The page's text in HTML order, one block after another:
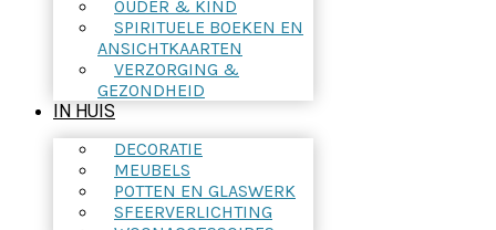
OUDER & KIND
SPIRITUELE BOEKEN EN
ANSICHTKAARTEN
VERZORGING &
GEZONDHEID
IN HUIS
DECORATIE
MEUBELS
POTTEN EN GLASWERK
SFEERVERLICHTING